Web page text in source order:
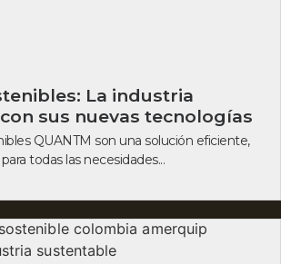
La industria
sus nuevas tecnologías
QUANTM son una solución eficiente,
todas las necesidades...